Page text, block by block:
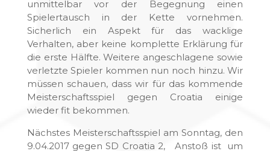
unmittelbar vor der Begegnung einen
Spielertausch in der Kette vornehmen.
Sicherlich ein Aspekt für das wacklige
Verhalten, aber keine komplette Erklärung für
die erste Hälfte. Weitere angeschlagene sowie
verletzte Spieler kommen nun noch hinzu. Wir
müssen schauen, dass wir für das kommende
Meisterschaftsspiel gegen Croatia einige
wieder fit bekommen.
Nächstes Meisterschaftsspiel am Sonntag, den
9.04.2017 gegen SD Croatia 2, Anstoß ist um